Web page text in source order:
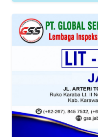
WN
SUMUT
WN